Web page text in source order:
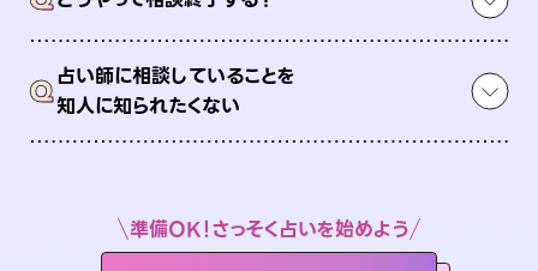
Q占い師に相談していることを
知人に知られたくない
準備OK！さっそく占いを始めよう